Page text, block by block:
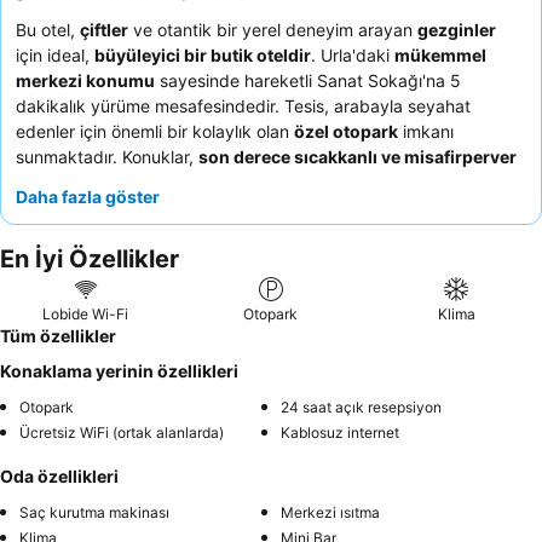
Bu otel, çiftler ve otantik bir yerel deneyim arayan gezginler
için ideal, büyüleyici bir butik oteldir. Urla'daki mükemmel
merkezi konumu sayesinde hareketli Sanat Sokağı'na 5
dakikalık yürüme mesafesindedir. Tesis, arabayla seyahat
edenler için önemli bir kolaylık olan özel otopark imkanı
sunmaktadır. Konuklar, son derece sıcakkanlı ve misafirperver
ürünler içeren lezzetli kahvaltıyı sürekli olarak övmektedir.
talep etmeyi düşünebilirsiniz.
Daha fazla göster
En İyi Özellikler
Lobide Wi-Fi Otopark Klima
Tüm özellikler
Konaklama yerinin özellikleri
Otopark
24 saat açık resepsiyon
Ücretsiz WiFi (ortak alanlarda)
Kablosuz internet
Oda özellikleri
Saç kurutma makinası
Merkezi ısıtma
Klima
Mini Bar